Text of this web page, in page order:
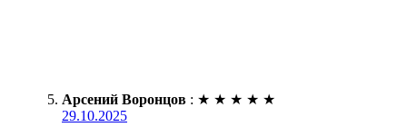
Арсений Воронцов : ★ ★ ★ ★ ★
29.10.2025